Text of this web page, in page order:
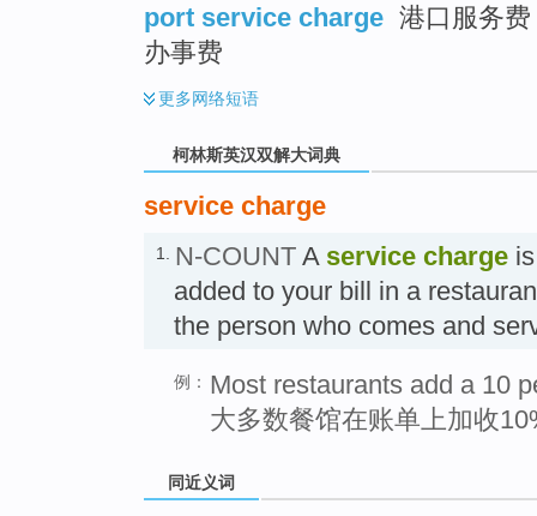
port service charge 港口服务
办事费
更多网络短语
柯林斯英汉双解大词典
service charge
1. N-COUNT A service charge
added to your bill in a
the person who comes and
例： Most restaurants add a 10
大多数餐馆在账单上加收
同近义词